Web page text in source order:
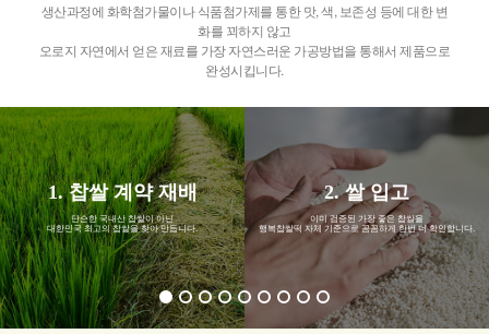
생산과정에 화학첨가물이나 식품첨가제를 통한 맛, 색, 보존성 등에 대한 변
화를 꾀하지 않고
오로지 자연에서 얻은 재료를 가장 자연스러운 가공방법을 통해서 제품으로
완성시킵니다.
1. 찹쌀 계약 재배
단순한 국내산 찹쌀이 아닌
대한민국 최고의 찹쌀을 찾아 만듭니다.
2. 쌀 입고
이미 검증된 가장 좋은 찹쌀을
행복찹쌀떡 자체 기준으로 꼼꼼하게 한번 더 확인합니다.